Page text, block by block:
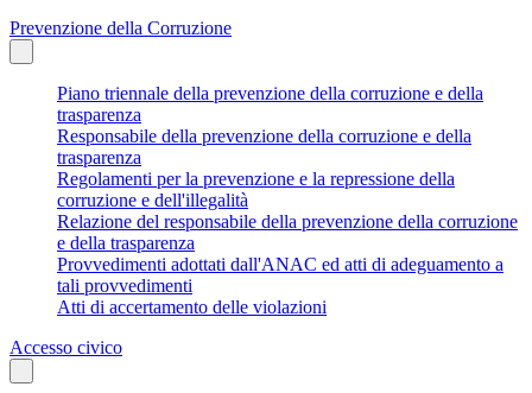
Prevenzione della Corruzione
Piano triennale della prevenzione della corruzione e della
trasparenza
Responsabile della prevenzione della corruzione e della
trasparenza
Regolamenti per la prevenzione e la repressione della
corruzione e dell'illegalità
Relazione del responsabile della prevenzione della corruzione
e della trasparenza
Provvedimenti adottati dall'ANAC ed atti di adeguamento a
tali provvedimenti
Atti di accertamento delle violazioni
Accesso civico